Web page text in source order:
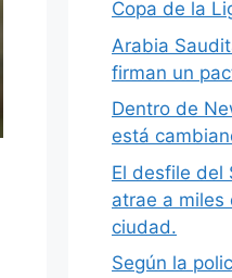
Copa de la
Arabia
firman un
Dentro de
está
El desfile del
atrae a miles
ciudad.
Según la